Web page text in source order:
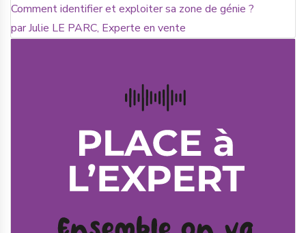
Comment identifier et exploiter sa zone de génie ?
par Julie LE PARC, Experte en vente